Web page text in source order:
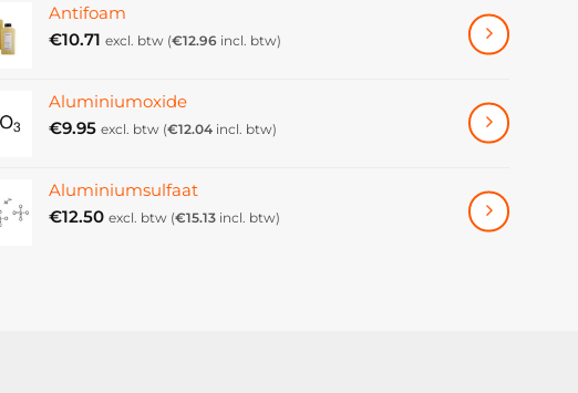
Antifoam
€10.71 excl. btw (€12.96 incl. btw)
Aluminiumoxide
€9.95 excl. btw (€12.04 incl. btw)
Aluminiumsulfaat
€12.50 excl. btw (€15.13 incl. btw)